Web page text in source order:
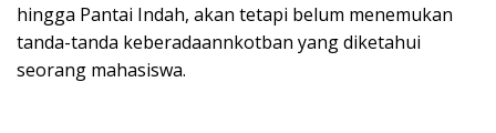
hingga Pantai Indah, akan tetapi belum menemukan
tanda-tanda keberadaannkotban yang diketahui
seorang mahasiswa.